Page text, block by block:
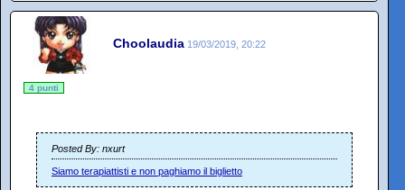
Choolaudia 19/03/2019, 20:22
4 punti
Posted By: nxurt
Siamo terapiattisti e non paghiamo il biglietto